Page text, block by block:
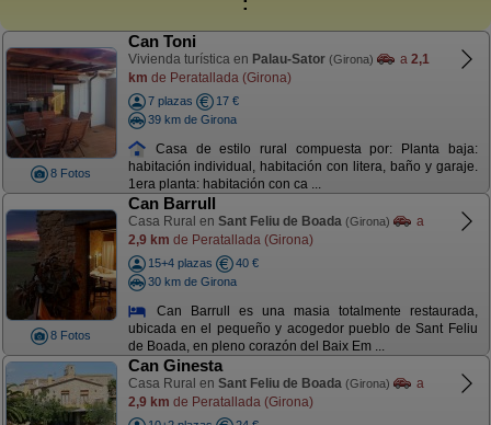
8 Fotos
Can Toni
Vivienda turística en Palau-Sator (Girona) a 2,1
km de Peratallada (Girona)
7 plazas
17 €
39 km de Girona
Casa de estilo rural compuesta por: Planta baja:
habitación individual, habitación con litera, baño y garaje.
1era planta: habitación con ca ...
8 Fotos
Can Barrull
Casa Rural en Sant Feliu de Boada (Girona)
a
2,9 km de Peratallada (Girona)
15+4 plazas
40 €
30 km de Girona
Can Barrull es una masia totalmente restaurada,
ubicada en el pequeño y acogedor pueblo de Sant Feliu
de Boada, en pleno corazón del Baix Em ...
Can Ginesta
Casa Rural en Sant Feliu de Boada (Girona)
a
2,9 km de Peratallada (Girona)